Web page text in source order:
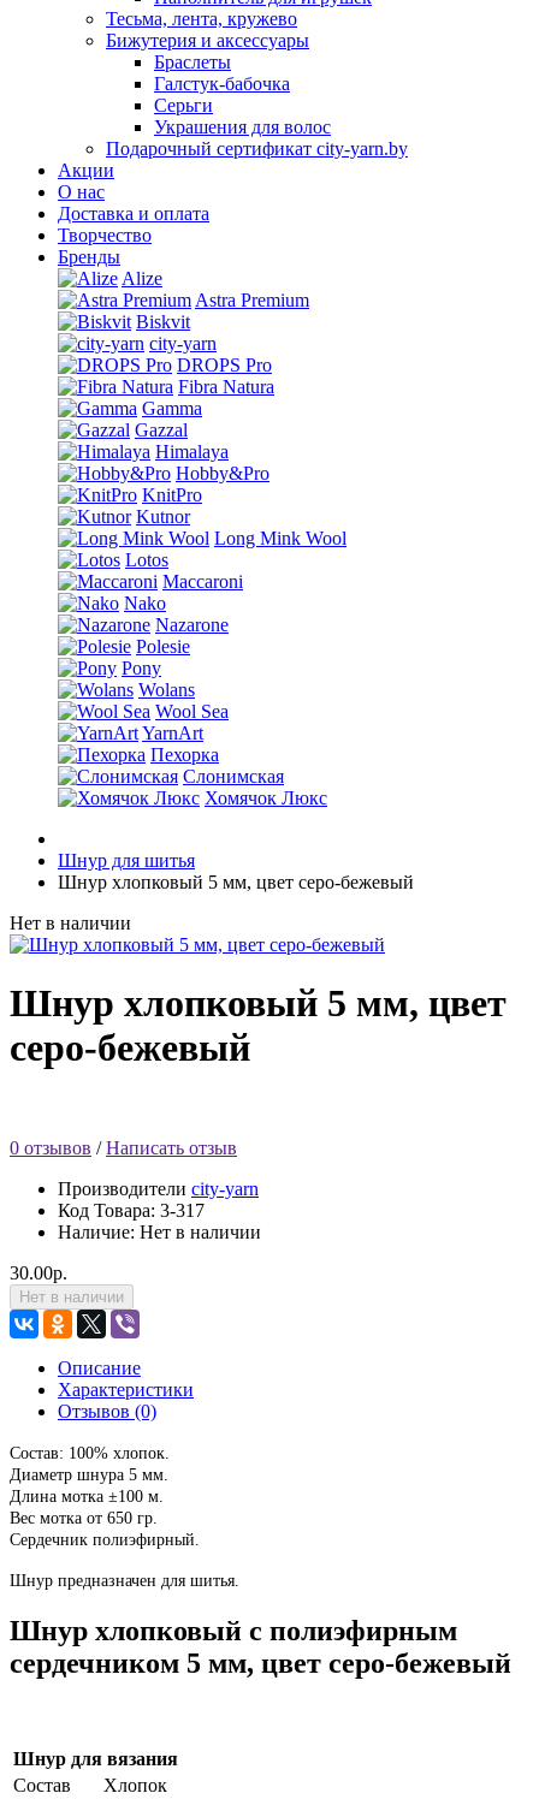
Тесьма, лента, кружево
Бижутерия и аксессуары
Браслеты
Галстук-бабочка
Серьги
Украшения для волос
Подарочный сертификат city-yarn.by
Акции
О нас
Доставка и оплата
Творчество
Бренды
Alize
Astra Premium
Biskvit
city-yarn
DROPS Pro
Fibra Natura
Gamma
Gazzal
Himalaya
Hobby&Pro
KnitPro
Kutnor
Long Mink Wool
Lotos
Maccaroni
Nako
Nazarone
Polesie
Pony
Wolans
Wool Sea
YarnArt
Пехорка
Слонимская
Хомячок Люкс
Шнур для шитья
Шнур хлопковый 5 мм, цвет серо-бежевый
Нет в наличии
Шнур хлопковый 5 мм, цвет
серо-бежевый
0 отзывов /Написать отзыв
Производители city-yarn
Код Товара: 3-317
Наличие: Нет в наличии
30.00р.
Нет в наличии
Описание
Характеристики
Отзывов (0)
Состав: 100% хлопок.
Диаметр шнура 5 мм.
Длина мотка ±100 м.
Вес мотка от 650 гр.
Сердечник полиэфирный.
Шнур предназначен для шитья.
Шнур хлопковый с полиэфирным
сердечником 5 мм, цвет серо-бежевый
Шнур для вязания
Состав
Хлопок